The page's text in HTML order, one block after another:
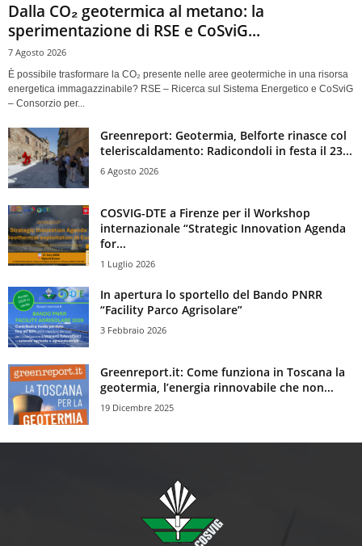
Dalla CO₂ geotermica al metano: la
sperimentazione di RSE e CoSviG...
7 Agosto 2026
È possibile trasformare la CO₂ presente nelle aree geotermiche in una risorsa
energetica immagazzinabile? RSE – Ricerca sul Sistema Energetico e CoSviG
– Consorzio per...
Greenreport: Geotermia, Belforte rinasce col
teleriscaldamento: Radicondoli in festa il 23...
6 Agosto 2026
COSVIG-DTE a Firenze per il Workshop
internazionale “Strategic Innovation Agenda
for...
1 Luglio 2026
In apertura lo sportello del Bando PNRR
“Facility Parco Agrisolare”
3 Febbraio 2026
Greenreport.it: Come funziona in Toscana la
geotermia, l’energia rinnovabile che non...
19 Dicembre 2025